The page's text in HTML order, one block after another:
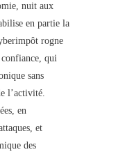
nuit aux
en partie la
rogne
qui
sans
l’activité.
en
et
des